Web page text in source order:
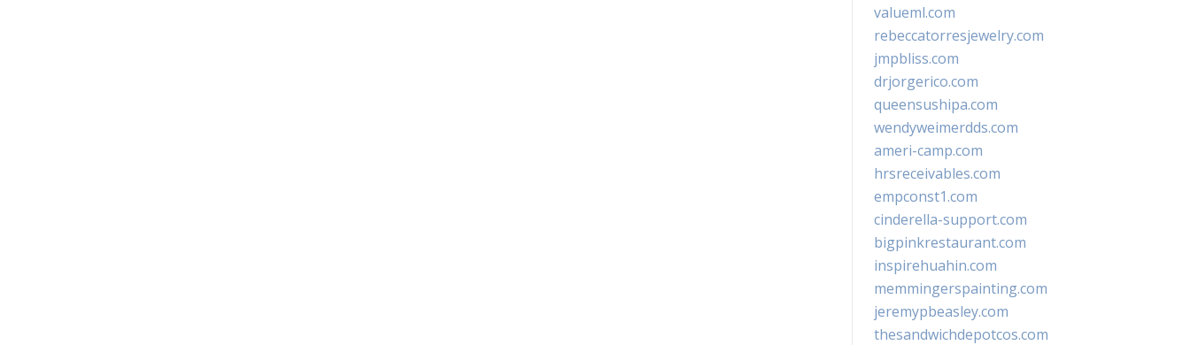
valueml.com
rebeccatorresjewelry.com
jmpbliss.com
drjorgerico.com
queensushipa.com
wendyweimerdds.com
ameri-camp.com
hrsreceivables.com
empconst1.com
cinderella-support.com
bigpinkrestaurant.com
inspirehuahin.com
memmingerspainting.com
jeremypbeasley.com
thesandwichdepotcos.com